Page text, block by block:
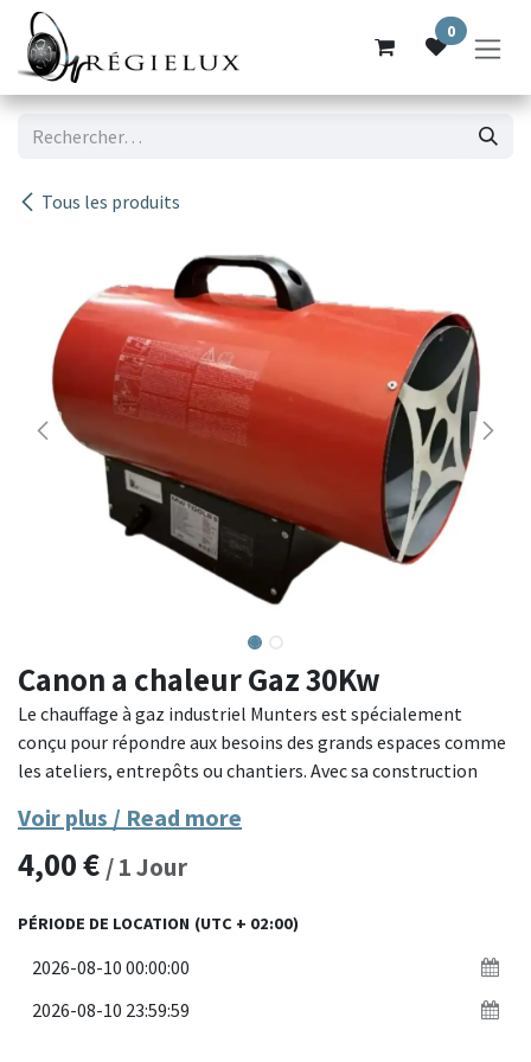
Se rendre au contenu
0
Tous les produits
Canon a chaleur Gaz 30Kw
Le chauffage à gaz industriel Munters est spécialement
conçu pour répondre aux besoins des grands espaces comme
les ateliers, entrepôts ou chantiers. Avec sa construction
en gaz, il offre une performance fiable et efficace dans des
environnements professionnels exigeants.
Caractéristiques principales :
Puissance : Chauffage puissant adapté aux espaces industriels
et aux environnements de grande taille nécessitant une
Voir plus / Read more
4,00€ /1Jour
PÉRIODE DE LOCATION (UTC + 02:00)